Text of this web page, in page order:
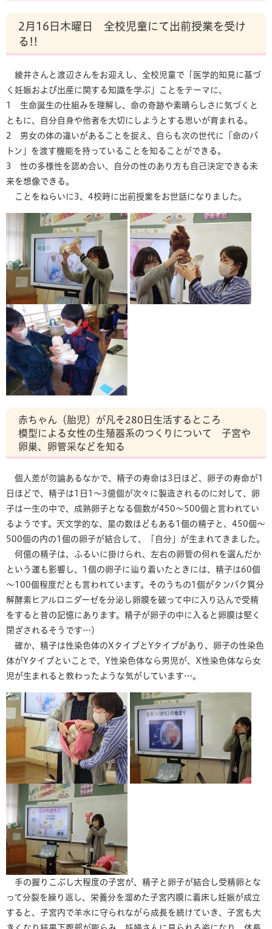
2月16日木曜日 全校児童にて出前授業を受け
る!!
綾井さんと渡辺さんをお迎えし、全校児童で「医学的知見に基づ
く妊娠および出産に関する知識を学ぶ」ことをテーマに、
1 生命誕生の仕組みを理解し、命の奇跡や素晴らしさに気づくと
ともに、自分自身や他者を大切にしようとする思いが育まれる。
2 男女の体の違いがあることを捉え、自らも次の世代に「命のバ
トン」を渡す機能を持っていることを知ることができる。
3 性の多様性を認め合い、自分の性のあり方も自己決定できる未
来を想像できる。
ことをねらいに3、4校時に出前授業をお世話になりました。
赤ちゃん（胎児）が凡そ280日生活するところ
模型による女性の生殖器系のつくりについて 子宮や
卵巣、卵管采などを知る
個人差が勿論あるなかで、精子の寿命は3日ほど、卵子の寿命が1
日ほどで、精子は1日1～3億個が次々に製造されるのに対して、卵
子は一生の中で、成熟卵子となる個数が450～500個と言われてい
るようです。天文学的な、星の数ほどもある1個の精子と、450個～
500個の内の1個の卵子が結合して、「自分」が生まれてきました。
何億の精子は、ふるいに掛けられ、左右の卵管の何れを選んだか
という運も影響し、1個の卵子に辿り着いたときには、精子は60個
～100個程度だとも言われています。そのうちの1個がタンパク質分
解酵素ヒアルロニダーゼを分泌し卵膜を破って中に入り込んで受精
をすると昔の記憶にあります。精子が卵子の中に入ると卵膜は堅く
閉ざされるそうです…）
確か、精子は性染色体のXタイプとYタイプがあり、卵子の性染色
体がYタイプといことで、Y性染色体なら男児が、X性染色体なら女
児が生まれると教わったような気がしています…。
手の握りこぶし大程度の子宮が、精子と卵子が結合し受精卵とな
って分裂を繰り返し、栄養分を溜めた子宮内膜に着床し妊娠が成立
すると、子宮内で羊水に守られながら成長を続けていき、子宮も大